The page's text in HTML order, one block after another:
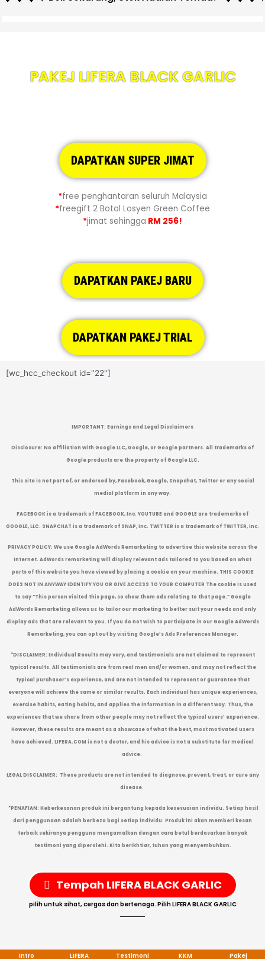
PAKEJ LIFERA BLACK GARLIC
DAPATKAN SUPER JIMAT
*free penghantaran seluruh Malaysia
*freegift 2 Botol Losyen Green Coffee
*jimat sehingga RM 256!
DAPATKAN PAKEJ BARU
DAPATKAN PAKEJ TRIAL
[wc_hcc_checkout id="22"]
IMPORTANT: Earnings and Legal Disclaimers
Disclosure: No affiliation with Google LLC, Google, or Google partners. All trademarks of
Google products are the property of Google LLC.
This site is not part of, or endorsed by, Facebook, Google, Snapchat, Twitter or any social
medial platform in any way.
FACEBOOK is a trademark of FACEBOOK, Inc. YOUTUBE and GOOGLE are trademarks of
GOOGLE, LLC. SNAPCHAT is a trademark of SNAP, Inc. TWITTER is a trademark of TWITTER, Inc.
PRIVACY POLICY: We use Google AdWords Remarketing to advertise this website across the
Internet. AdWords remarketing will display relevant ads tailored to you based on what
parts of this website you have viewed by placing a cookie on your machine. THIS COOKIE
DOES NOT IN ANYWAY IDENTIFY YOU OR GIVE ACCESS TO YOUR COMPUTER The cookie is used
to say “This person visited this page, so show them ads relating to that page.” Google
AdWords Remarketing allows us to tailor our marketing to better suit your needs and only
display ads that are relevant to you. If you do not wish to participate in our Google AdWords
Remarketing, you can opt out by visiting Google’s Ads Preferences Manager.
*DISCLAIMER: Individual Results may vary, and testimonials are not claimed to represent
typical results. All testimonials are from real men and/or women, and may not reflect the
typical purchaser’s experience, and are not intended to represent or guarantee that
everyone will achieve the same or similar results. Each individual has unique experiences,
exercise habits, eating habits, and applies the information in a different way. Thus, the
experiences that we share from other people may not reflect the typical users’ experience.
However, these results are meant as a showcase of what the best, most motivated users
have achieved. LIFERA.COM is not a doctor, and his advice is not a substitute for medical
advice.
LEGAL DISCLAIMER: These products are not intended to diagnose, prevent, treat, or cure any
disease.
*PENAFIAN: Keberkesanan produk ini bergantung kepada kesesuaian individu. Setiap hasil
dari penggunaan adalah berbeza bagi setiap individu. Produk ini akan memberi kesan
terbaik sekiranya pengguna mengamalkan dengan cara betul berdasarkan banyak
testimoni yang diperolehi. Kita berikhtiar, tuhan yang menyembuhkan.
Tempah LIFERA BLACK GARLIC
pilih untuk sihat, cergas dan bertenaga. Pilih LIFERA BLACK GARLIC
Intro LIFERA Testimoni KKM Pakej